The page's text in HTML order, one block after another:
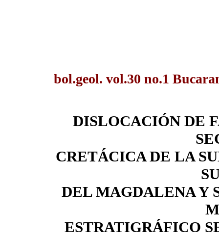
bol.geol. vol.30 no.1
DISLOCACIÓN DE
CRETÁCICA DE LA
DEL MAGDALENA Y
ESTRATIGRÁFICO